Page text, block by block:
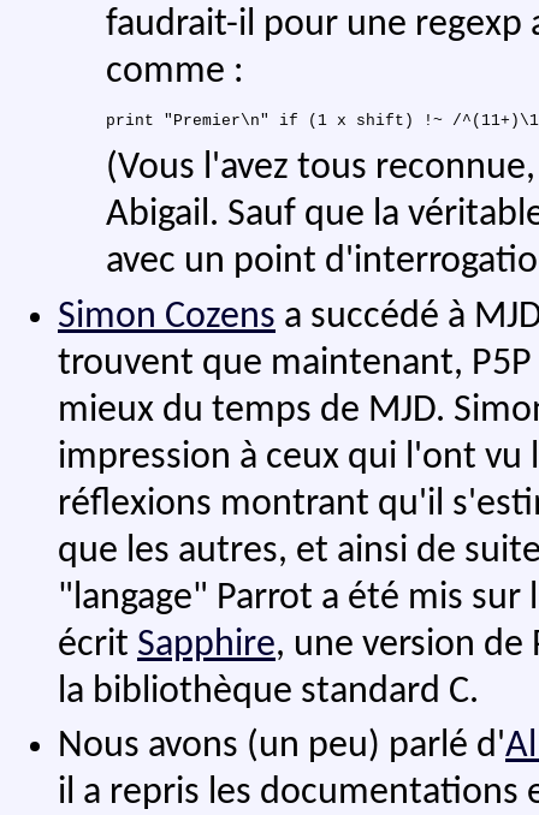
faudrait-il pour une regexp
comme :
(Vous l'avez tous
Abigail. Sauf que la
avec un point
Simon Cozens a succédé à
trouvent que maintenant,
mieux du temps de MJD.
impression à ceux qui l'ont vu
réflexions montrant qu'il
que les autres, et ainsi de
"langage" Parrot a été mis sur
écrit Sapphire, une version
la bibliothèque standard C.
Nous avons (un peu) parlé d'
il a repris les documentations